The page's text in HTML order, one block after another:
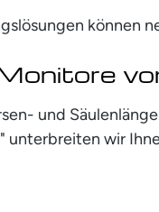
können
und
unterbreiten wir